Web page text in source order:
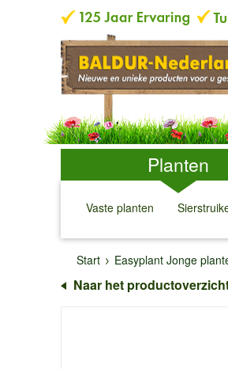
Planten
Vaste planten
↓ ↓
Start
Easyplant Jonge
Naar het